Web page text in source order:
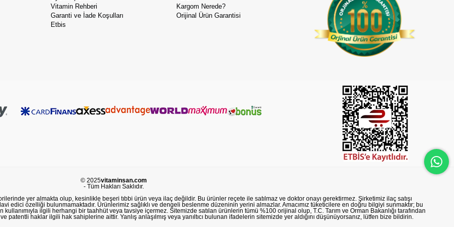
Vitamin Rehberi
Garanti ve İade Koşulları
Etbis
Kargom Nerede?
Orijinal Ürün Garantisi
© 2025vitaminsan.com
- Tüm Hakları Saklıdır.
yer almakta olup, kesinlikle beşeri tıbbi ürün veya ilaç değildir. Bu ürünler reçete ile satılmaz ve doktor onayı gerektirmez. Şirketimiz ilaç satışı
edici özelliği bulunmamaktadır. Ürünlerimiz sağlıklı ve dengeli beslenme düzeninin yerini almazlar. Amacımız tüketicilere en doğru bilgiyi sunmaktır; bu
ilgili herhangi bir taahhüt veya tavsiye içermez. Sitemizde satılan ürünlerin tümü %100 orijinal olup, T.C. Tarım ve Orman Bakanlığı tarafından
patentli haklar ilgili hak sahiplerine aittir. Yanlış anlaşılmış veya yanıltıcı bulunan ifadelerin sitemizde yer aldığını düşünüyorsanız, lütfen bize bildirin.